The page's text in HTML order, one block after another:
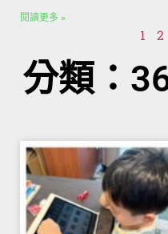
閱讀更多 »
1 2
分類：